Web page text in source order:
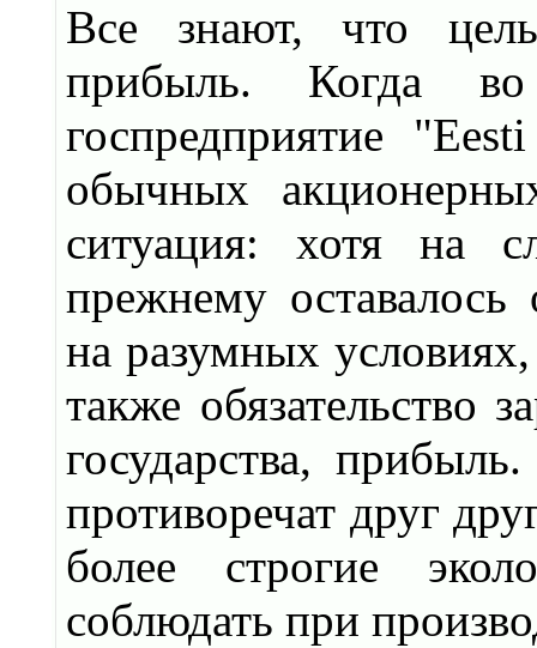
Все знают, что
прибыль. Когда
госпредприятие
обычных
ситуация: хотя на
прежнему оставалось
на разумных
также обязательство
государства,
противоречат друг
более строгие
соблюдать при